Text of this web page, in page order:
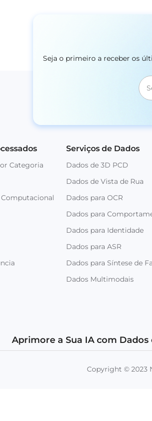
Seja o primeiro a receber os
Categoria
Computacional
Serviços de Dados
Dados de 3D PCD
Dados de Vista de Rua
Dados para OCR
Dados para
Dados para Identidade
Dados para ASR
Dados para Síntese de
Dados Multimodais
Aprimore a Sua IA com
Copyright © 2023